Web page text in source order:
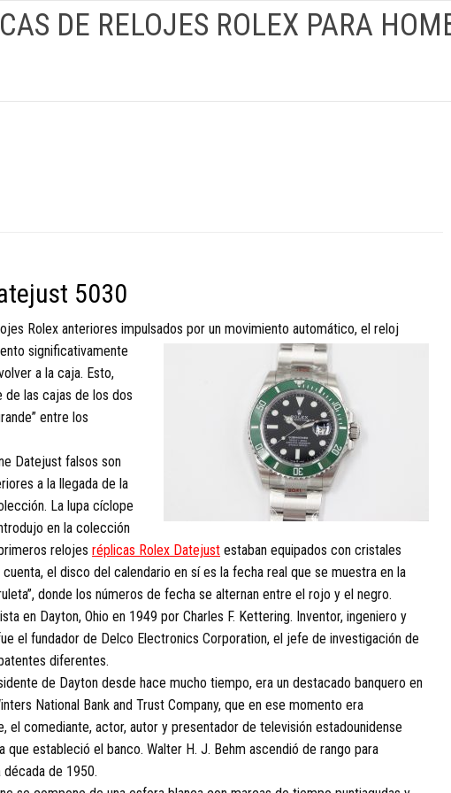
DE RELOJES ROLEX PARA
5030
Rolex anteriores impulsados por un movimiento automático, el reloj
significativamente
a la caja. Esto,
las cajas de los dos
entre los
Datejust falsos son
a la llegada de la
La lupa cíclope
en la colección
relojes réplicas Rolex Datejust estaban equipados con cristales
el disco del calendario en sí es la fecha real que se muestra en la
donde los números de fecha se alternan entre el rojo y el negro.
en Dayton, Ohio en 1949 por Charles F. Kettering. Inventor, ingeniero y
el fundador de Delco Electronics Corporation, el jefe de investigación de
diferentes.
de Dayton desde hace mucho tiempo, era un destacado banquero en
National Bank and Trust Company, que en ese momento era
el comediante, actor, autor y presentador de televisión estadounidense
estableció el banco. Walter H. J. Behm ascendió de rango para
década de 1950.